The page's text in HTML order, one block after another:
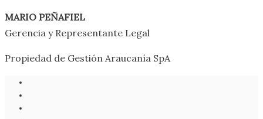
MARIO PEÑAFIEL
Gerencia y Representante Legal
Propiedad de Gestión Araucanía SpA